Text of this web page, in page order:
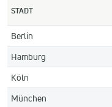
STADT
Berlin
Hamburg
Köln
München